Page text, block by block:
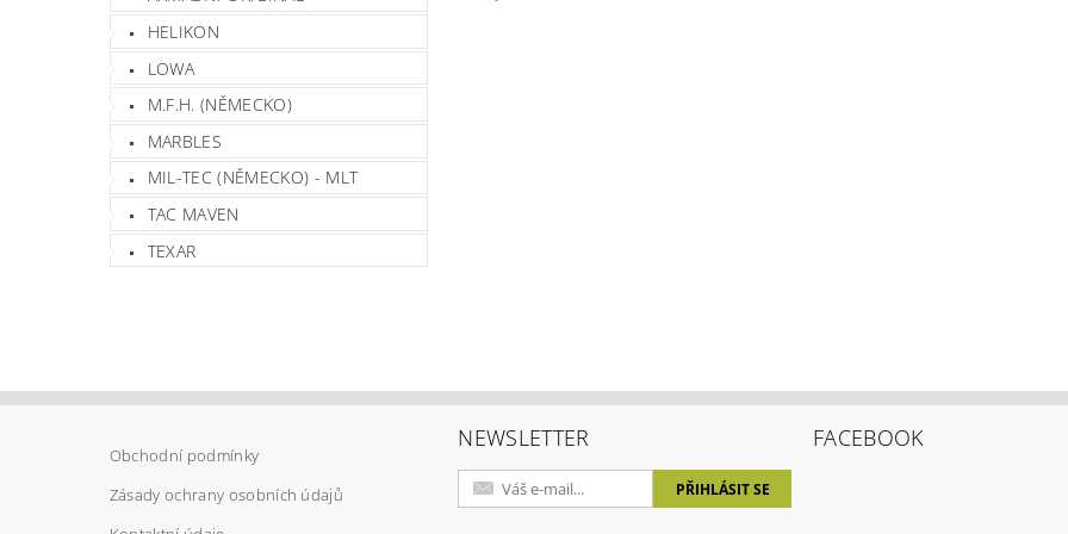
HELIKON
LOWA
M.F.H. (NĚMECKO)
MARBLES
MIL-TEC (NĚMECKO) - MLT
TAC MAVEN
TEXAR
Obchodní podmínky
Zásady ochrany osobních údajů
NEWSLETTER FACEBOOK